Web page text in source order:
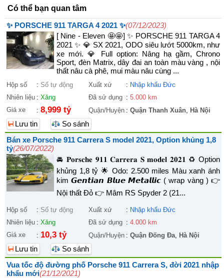
Có thể bạn quan tâm
✨ PORSCHE 911 TARGA 4 2021 ✨(07/12/2023)
[ Nine - Eleven 🤩🤩] ✨ PORSCHE 911 TARGA 4
2021 ✨ 💎 SX 2021, ODO siêu lướt 5000km, như
xe mới. 💎 Full option: Nâng hạ gầm, Chrono
Sport, đèn Matrix, dây đai an toàn màu vàng , nội
thất nâu cà phê, mui màu nâu cùng ...
Hộp số : Số tự động Xuất xứ : Nhập khẩu Đức
Nhiên liệu : Xăng Đã sử dụng : 5.000 km
Giá xe
: 8,999 tỷ Quận/Huyện : Quận Thanh Xuân, Hà Nội
Lưu tin
So sánh
Bán xe Porsche 911 Carrera S model 2021, Option khủng 1,8
tỷ(26/07/2022)
🚘 𝐏𝐨𝐫𝐬𝐜𝐡𝐞 𝟗𝟏𝟏 𝐂𝐚𝐫𝐫𝐞𝐫𝐚 𝐒 𝐦𝐨𝐝𝐞𝐥 𝟐𝟎𝟐𝟏 ♻️ Option
khủng 1,8 tỷ 🌟 Odo: 2.500 miles Màu xanh ánh
kim 𝙂𝙚𝙣𝙩𝙞𝙖𝙣 𝘽𝙡𝙪𝙚 𝙈𝙚𝙩𝙖𝙡𝙡𝙞𝙘 ( wrap vàng ) 👉
Nội thất Đỏ 👉 Mâm RS Spyder 2 (21...
Hộp số : Số tự động Xuất xứ : Nhập khẩu Đức
Nhiên liệu : Xăng Đã sử dụng : 4.000 km
Giá xe
: 10,3 tỷ Quận/Huyện : Quận Đống Đa, Hà Nội
Lưu tin
So sánh
Vua tốc độ đường phố Porsche 911 Carrera S, đời 2021 nhập
khẩu mới(21/12/2021)